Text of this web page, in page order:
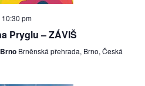
10:30 pm
Pryglu – ZÁVIŠ
Brněnská přehrada, Brno, Česká